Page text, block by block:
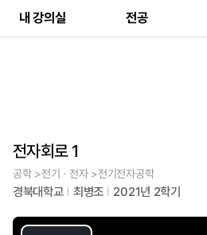
내 강의실 전공
전자회로 1
공학 >전기ㆍ전자 >전기전자공학
경북대학교 최병조 2021년 2학기